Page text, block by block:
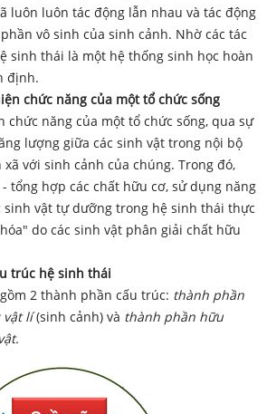
luôn luôn tác động lẫn nhau và tác động
vô sinh của sinh cảnh. Nhờ các tác
sinh thái là một hệ thống sinh học hoàn
định.
chức năng của một tổ chức sống
chức năng của một tổ chức sống, qua sự
lượng giữa các sinh vật trong nội bộ
với sinh cảnh của chúng. Trong đó,
tổng hợp các chất hữu cơ, sử dụng năng
vật tự dưỡng trong hệ sinh thái thực
do các sinh vật phân giải chất hữu
trúc hệ sinh thái
2 thành phần cấu trúc: thành phần
vật lí(sinh cảnh) và thành phần hữu